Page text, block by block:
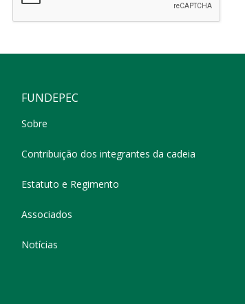
FUNDEPEC
Sobre
Contribuição dos integrantes da cadeia
Estatuto e Regimento
Associados
Notícias